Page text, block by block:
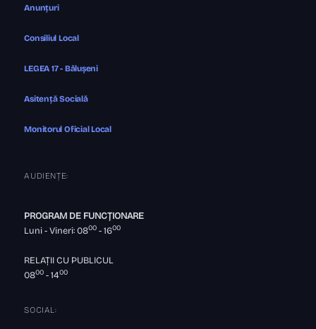
Anunțuri
Consiliul Local
LEGEA 17 - Bălușeni
Asitență Socială
Monitorul Oficial Local
AUDIENȚE:
PROGRAM DE FUNCȚIONARE
Luni - Vineri: 0800 - 1600
RELAȚII CU PUBLICUL
0800 - 1400
SOCIAL: